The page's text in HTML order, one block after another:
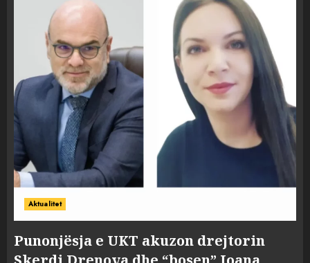
Aktualitet
Punonjësja e UKT akuzon drejtorin